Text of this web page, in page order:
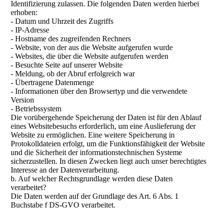
Identifizierung zulassen. Die folgenden Daten werden hierbei
erhoben:
- Datum und Uhrzeit des Zugriffs
- IP-Adresse
- Hostname des zugreifenden Rechners
- Website, von der aus die Website aufgerufen wurde
- Websites, die über die Website aufgerufen werden
- Besuchte Seite auf unserer Website
- Meldung, ob der Abruf erfolgreich war
- Übertragene Datenmenge
- Informationen über den Browsertyp und die verwendete
Version
- Betriebssystem
Die vorübergehende Speicherung der Daten ist für den Ablauf
eines Websitebesuchs erforderlich, um eine Auslieferung der
Website zu ermöglichen. Eine weitere Speicherung in
Protokolldateien erfolgt, um die Funktionsfähigkeit der Website
und die Sicherheit der informationstechnischen Systeme
sicherzustellen. In diesen Zwecken liegt auch unser berechtigtes
Interesse an der Datenverarbeitung.
b. Auf welcher Rechtsgrundlage werden diese Daten
verarbeitet?
Die Daten werden auf der Grundlage des Art. 6 Abs. 1
Buchstabe f DS-GVO verarbeitet.